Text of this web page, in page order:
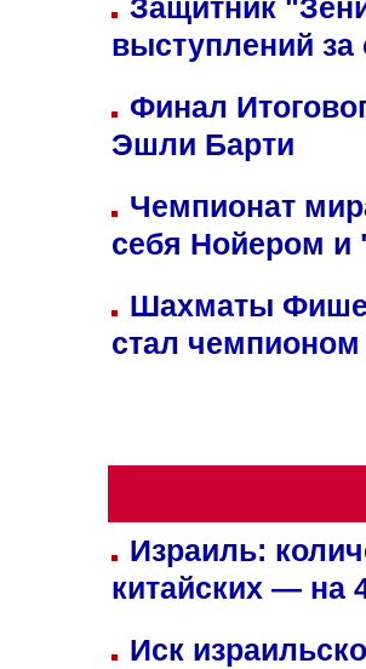
Защитник
выступлений
Финал
Эшли Барти
Чемпионат
себя Нойером и
Шахматы
стал
Израиль:
китайских — на
Иск